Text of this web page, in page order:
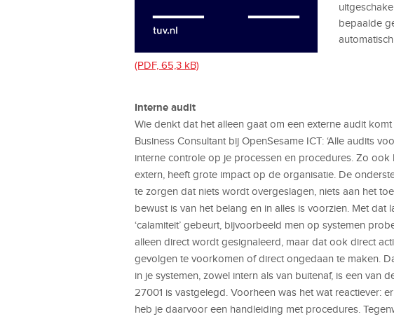
(PDF, 65,3 kB)
bepaalde
Interne audit
Wie denkt dat het alleen gaat om een externe audit
Business Consultant bij OpenSesame ICT: ‘Alle audits
interne controle op je processen en procedures. Zo ook
extern, heeft grote impact op de organisatie. De
te zorgen dat niets wordt overgeslagen, niets aan het
bewust is van het belang en in alles is voorzien. Met dat
‘calamiteit’ gebeurt, bijvoorbeeld men op systemen
alleen direct wordt gesignaleerd, maar dat ook direct
gevolgen te voorkomen of direct ongedaan te maken.
in je systemen, zowel intern als van buitenaf, is een van
27001 is vastgelegd. Voorheen was het wat reactiever:
heb je daarvoor een handleiding met procedures.